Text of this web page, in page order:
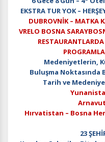
EKSTRA TUR YOK –
DUBROVNİK – MATKA
VRELO BOSNA
Medeniyetlerin,
Buluşma Noktasında
Tarih ve
Hırvatistan – Bosna
23